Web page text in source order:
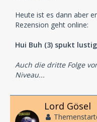
Heute ist es dann aber
Rezension geht online:
Hui Buh (3) spukt
Auch die dritte Folge
Niveau...
Lord Gösel